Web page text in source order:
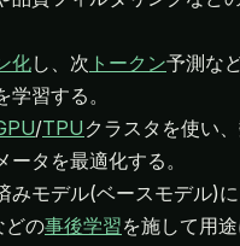
化し、次 トークン予測な
習する。
/TPU クラスタを使い
タを最適化する。
モデル(ベースモデル)に
どの事後学習を施して用